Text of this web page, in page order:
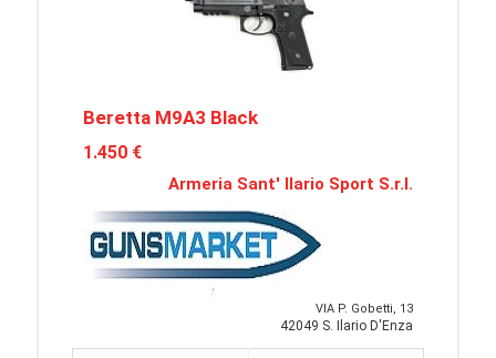
Beretta M9A3 Black
1.450 €
Armeria Sant' Ilario Sport S.r.l.
VIA P. Gobetti, 13
42049 S. Ilario D'Enza